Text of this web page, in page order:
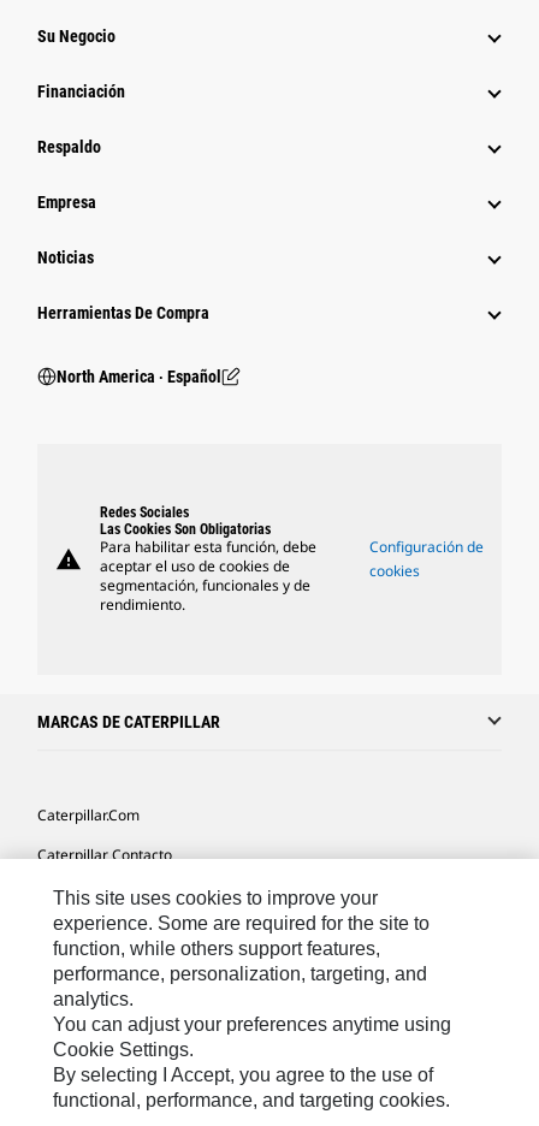
Su Negocio
Financiación
Respaldo
Empresa
Noticias
Herramientas De Compra
North America ‧ Español
warning
Redes Sociales
Las Cookies Son Obligatorias
Para habilitar esta función, debe
aceptar el uso de cookies de
segmentación, funcionales y de
rendimiento.
Configuración de
cookies
MARCAS DE CATERPILLAR
Caterpillar.com
Caterpillar Contacto
Mis Preferencias De Marketing
Site Map
Cookie Settings
Legal
Privacy
This site uses cookies to improve your
experience. Some are required for the site to
function, while others support features,
performance, personalization, targeting, and
analytics.
You can adjust your preferences anytime using
Cookie Settings.
By selecting I Accept, you agree to the use of
functional, performance, and targeting cookies.